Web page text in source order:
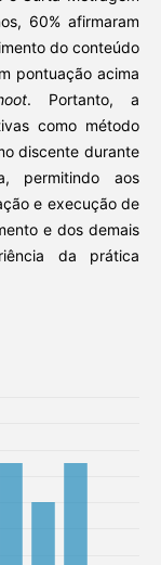
60% afirmaram
do conteúdo
pontuação acima
. Portanto, a
como método
discente durante
permitindo aos
e execução de
e dos demais
da prática